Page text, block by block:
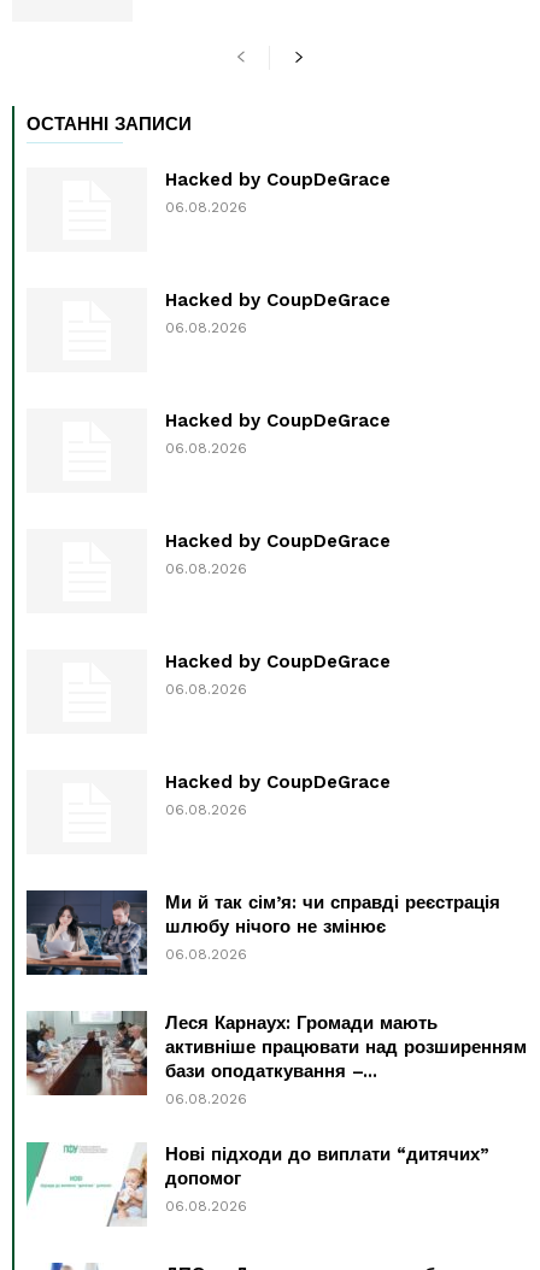
ОСТАННІ ЗАПИСИ
Hacked by CoupDeGrace
06.08.2026
Hacked by CoupDeGrace
06.08.2026
Hacked by CoupDeGrace
06.08.2026
Hacked by CoupDeGrace
06.08.2026
Hacked by CoupDeGrace
06.08.2026
Hacked by CoupDeGrace
06.08.2026
Ми й так сім’я: чи справді реєстрація
шлюбу нічого не змінює
06.08.2026
Леся Карнаух: Громади мають
активніше працювати над розширенням
бази оподаткування –...
06.08.2026
Нові підходи до виплати “дитячих”
допомог
06.08.2026